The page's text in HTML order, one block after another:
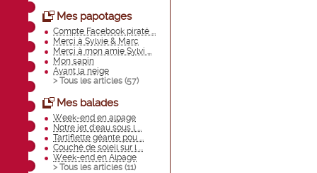
Mes papotages
Compte Facebook piraté ...
Merci à Sylvie & Marc
Merci à mon amie Sylvi ...
Mon sapin
Avant la neige
> Tous les articles (57)
Mes balades
Week-end en alpage
Notre jet d'eau sous l ...
Tartiflette géante pou ...
Couché de soleil sur l ...
Week-end en Alpage
> Tous les articles (11)